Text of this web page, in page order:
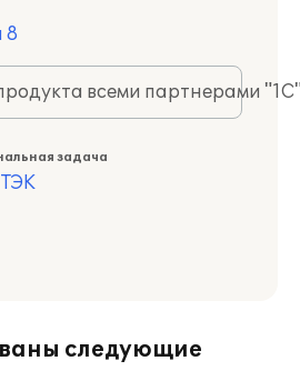
8
всеми партнерами
задача
следующие